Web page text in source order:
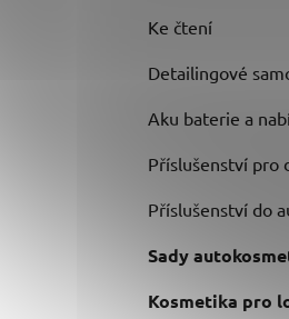
Ke čtení
Detailingové
Aku baterie a
Příslušenství pro
Příslušenství do
Sady
Kosmetika pro